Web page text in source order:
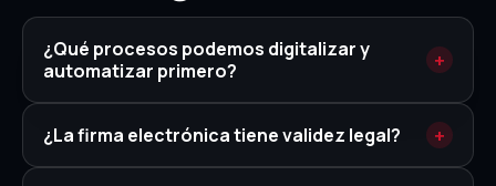
¿Qué procesos podemos digitalizar y
automatizar primero?
¿La firma electrónica tiene validez legal?